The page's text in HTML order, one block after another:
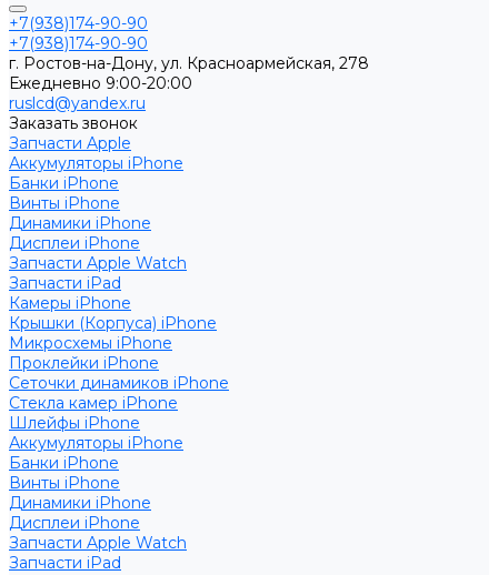
+7(938)174-90-90
+7(938)174-90-90
г. Ростов-на-Дону, ул. Красноармейская, 278
Ежедневно 9:00-20:00
ruslcd@yandex.ru
Заказать звонок
Запчасти Apple
Аккумуляторы iPhone
Банки iPhone
Винты iPhone
Динамики iPhone
Дисплеи iPhone
Запчасти Apple Watch
Запчасти iPad
Камеры iPhone
Крышки (Корпуса) iPhone
Микросхемы iPhone
Проклейки iPhone
Сеточки динамиков iPhone
Стекла камер iPhone
Шлейфы iPhone
Аккумуляторы iPhone
Банки iPhone
Винты iPhone
Динамики iPhone
Дисплеи iPhone
Запчасти Apple Watch
Запчасти iPad